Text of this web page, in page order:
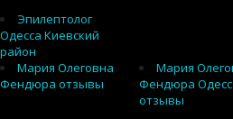
Эпилептолог
Одесса Киевский
район
Мария Олеговна
Фендюра отзывы
Мария
Фендюра
отзывы